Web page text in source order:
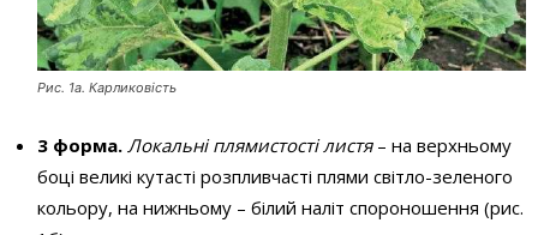
Рис. 1а. Карликовість
3 форма. Локальні плямистості листя – на верхньому
боці великі кутасті розпливчасті плями світло-зеленого
кольору, на нижньому – білий наліт спороношення (рис.